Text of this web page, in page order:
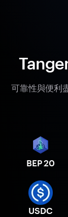
可靠性與便利
BEP 20
USDC